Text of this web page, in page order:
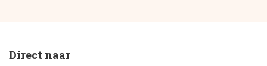
Direct naar